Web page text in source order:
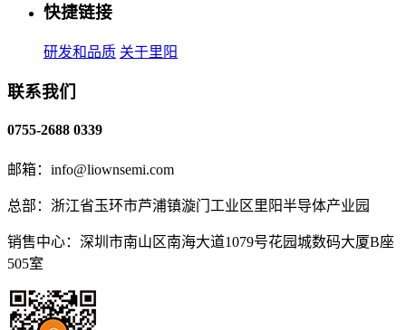
快捷链接
研发和品质 关于里阳
联系我们
0755-2688 0339
邮箱：info@liownsemi.com
总部：浙江省玉环市芦浦镇漩门工业区里阳半导体产业园
销售中心：深圳市南山区南海大道1079号花园城数码大厦B座
505室